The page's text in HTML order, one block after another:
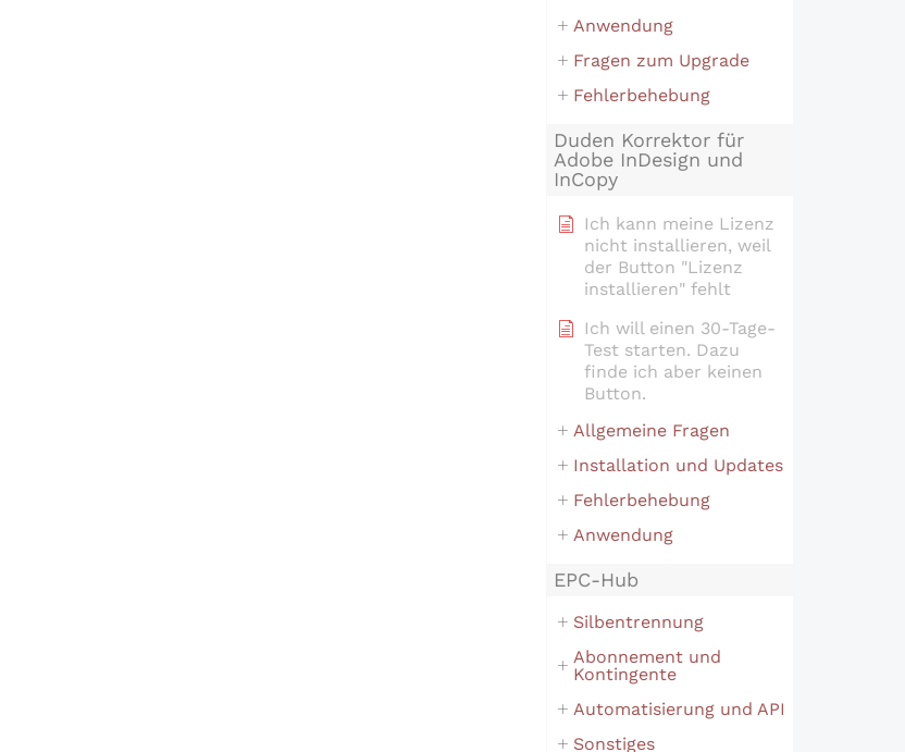
Anwendung
Fragen zum Upgrade
Fehlerbehebung
Duden Korrektor für
Adobe InDesign und
InCopy
Ich kann meine Lizenz
nicht installieren, weil
der Button "Lizenz
installieren" fehlt
Ich will einen 30-Tage-
Test starten. Dazu
finde ich aber keinen
Button.
Allgemeine Fragen
Installation und Updates
Fehlerbehebung
Anwendung
EPC-Hub
Silbentrennung
Abonnement und
Kontingente
Automatisierung und API
Sonstiges